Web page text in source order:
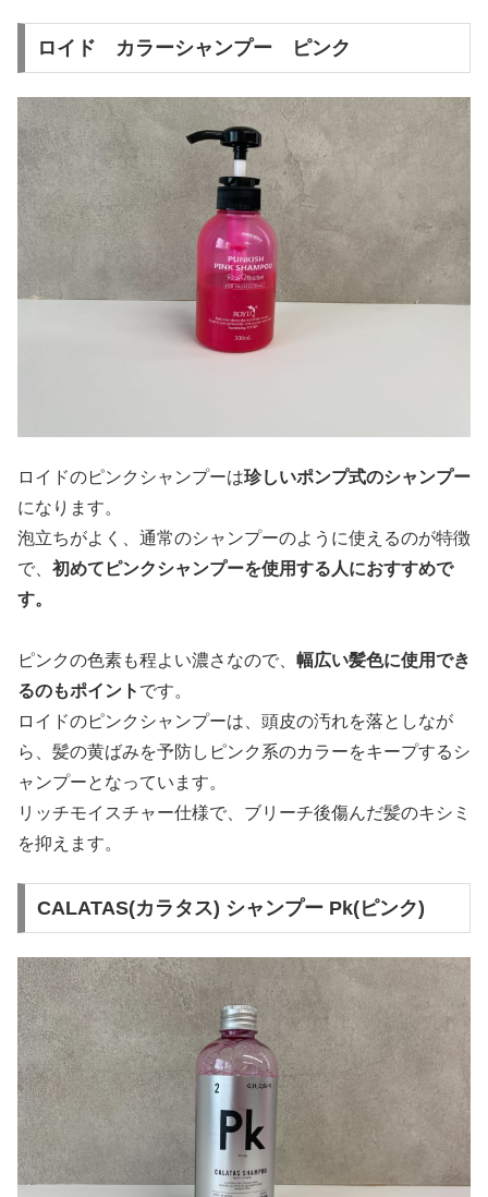
ロイド カラーシャンプー ピンク
ロイドのピンクシャンプーは珍しいポンプ式のシャンプー
になります。
泡立ちがよく、通常のシャンプーのように使えるのが特徴
で、 初めてピンクシャンプーを使用する人におすすめで
す。
ピンクの色素も程よい濃さなので、 幅広い髪色に使用でき
るのもポイント です。
ロイドのピンクシャンプーは、頭皮の汚れを落としなが
ら、髪の黄ばみを予防しピンク系のカラーをキープするシ
ャンプーとなっています。
リッチモイスチャー仕様で、ブリーチ後傷んだ髪のキシミ
を抑えます。
CALATAS(カラタス) シャンプー Pk(ピンク)